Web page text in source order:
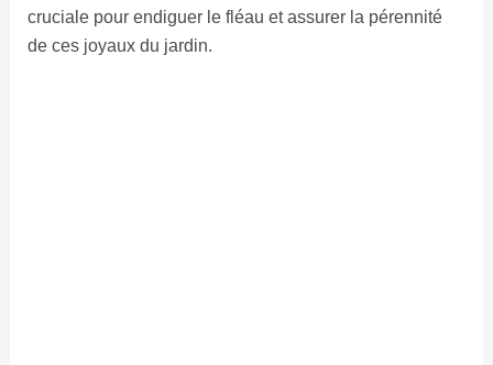
cruciale pour endiguer le fléau et assurer la pérennité
de ces joyaux du jardin.